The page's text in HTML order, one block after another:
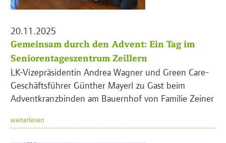
20.11.2025
Gemeinsam durch den Advent: Ein Tag im
Seniorentageszentrum Zeillern
LK-Vizepräsidentin Andrea Wagner und Green Care-
Geschäftsführer Günther Mayerl zu Gast beim
Adventkranzbinden am Bauernhof von Familie Zeiner
weiterlesen